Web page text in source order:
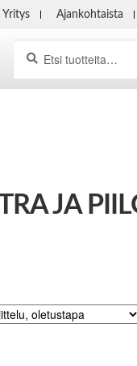
Yritys Ajankohtaista
JA